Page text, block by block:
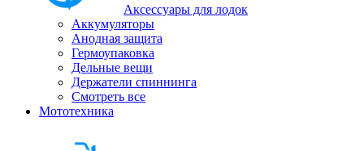
Аксессуары для лодок
Аккумуляторы
Анодная защита
Гермоупаковка
Дельные вещи
Держатели спиннинга
Смотреть все
Мототехника